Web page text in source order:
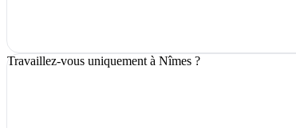
Travaillez-vous uniquement à Nîmes ?